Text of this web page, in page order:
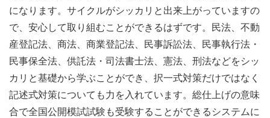
になります。サイクルがシッカリと出来上がっていますの
で、安心して取り組むことができるはずです。民法、不動
産登記法、商法、商業登記法、民事訴訟法、民事執行法・
民事保全法、供託法・司法書士法、憲法、刑法などをシッ
カリと基礎から学ぶことができ、択一式対策だけではなく
記述式対策についても力を入れています。総仕上げの意味
合で全国公開模試試験も受験することができるシステムに